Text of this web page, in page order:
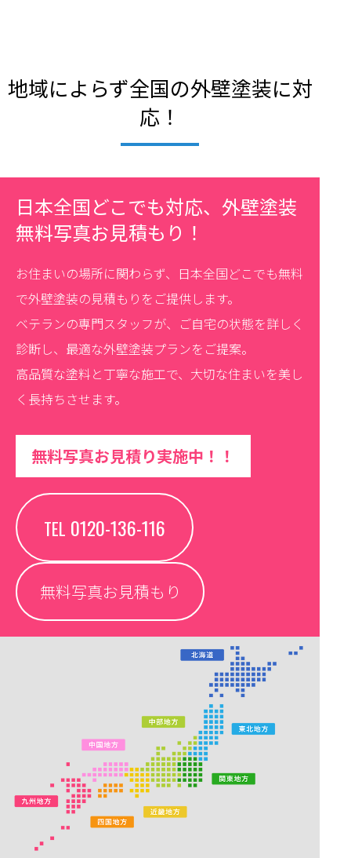
地域によらず全国の外壁塗装に対
応！
日本全国どこでも対応、外壁塗装
無料写真お見積もり！
お住まいの場所に関わらず、日本全国どこでも無料
で外壁塗装の見積もりをご提供します。
ベテランの専門スタッフが、ご自宅の状態を詳しく
診断し、最適な外壁塗装プランをご提案。
高品質な塗料と丁寧な施工で、大切な住まいを美し
く長持ちさせます。
無料写真お見積り実施中！！
TEL 0120-136-116
無料写真お見積もり